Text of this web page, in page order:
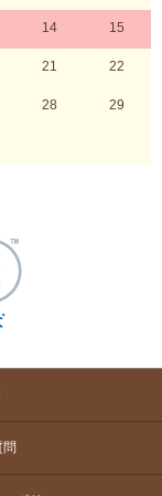
14 15
21 22
28 29
問